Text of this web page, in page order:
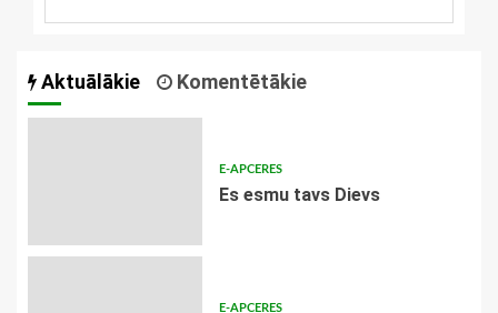
Aktuālākie Komentētākie
E-APCERES
Es esmu tavs Dievs
E-APCERES